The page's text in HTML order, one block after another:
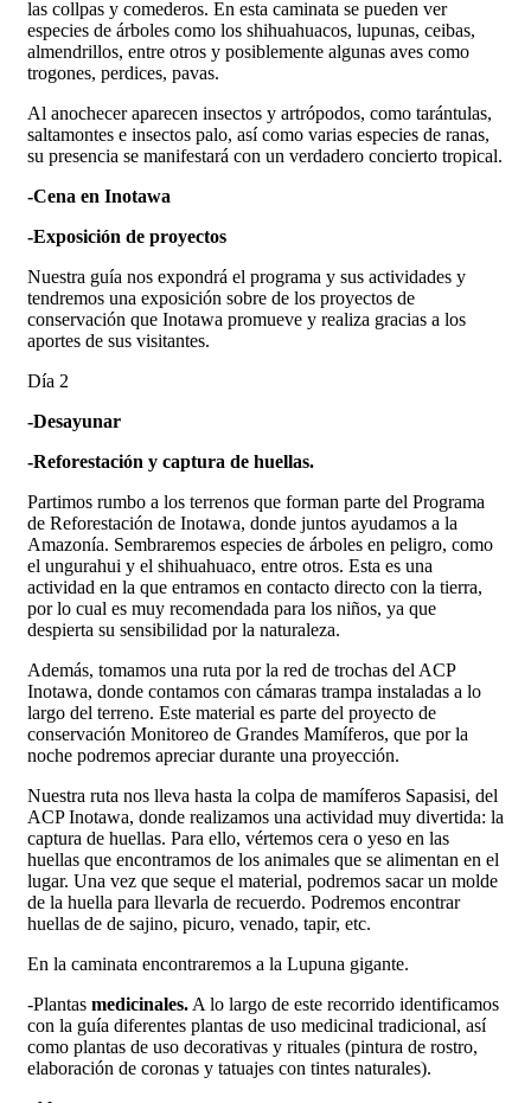
las collpas y comederos. En esta caminata se pueden ver
especies de árboles como los shihuahuacos, lupunas, ceibas,
almendrillos, entre otros y posiblemente algunas aves como
trogones, perdices, pavas.
Al anochecer aparecen insectos y artrópodos, como tarántulas,
saltamontes e insectos palo, así como varias especies de ranas,
su presencia se manifestará con un verdadero concierto tropical.
-Cena en Inotawa
-Exposición de proyectos
Nuestra guía nos expondrá el programa y sus actividades y
tendremos una exposición sobre de los proyectos de
conservación que Inotawa promueve y realiza gracias a los
aportes de sus visitantes.
Día 2
-Desayunar
-Reforestación y captura de huellas.
Partimos rumbo a los terrenos que forman parte del Programa
de Reforestación de Inotawa, donde juntos ayudamos a la
Amazonía. Sembraremos especies de árboles en peligro, como
el ungurahui y el shihuahuaco, entre otros. Esta es una
actividad en la que entramos en contacto directo con la tierra,
por lo cual es muy recomendada para los niños, ya que
despierta su sensibilidad por la naturaleza.
Además, tomamos una ruta por la red de trochas del ACP
Inotawa, donde contamos con cámaras trampa instaladas a lo
largo del terreno. Este material es parte del proyecto de
conservación Monitoreo de Grandes Mamíferos, que por la
noche podremos apreciar durante una proyección.
Nuestra ruta nos lleva hasta la colpa de mamíferos Sapasisi, del
ACP Inotawa, donde realizamos una actividad muy divertida: la
captura de huellas. Para ello, vértemos cera o yeso en las
huellas que encontramos de los animales que se alimentan en el
lugar. Una vez que seque el material, podremos sacar un molde
de la huella para llevarla de recuerdo. Podremos encontrar
huellas de de sajino, picuro, venado, tapir, etc.
En la caminata encontraremos a la Lupuna gigante.
-Plantas medicinales. A lo largo de este recorrido identificamos
con la guía diferentes plantas de uso medicinal tradicional, así
como plantas de uso decorativas y rituales (pintura de rostro,
elaboración de coronas y tatuajes con tintes naturales).